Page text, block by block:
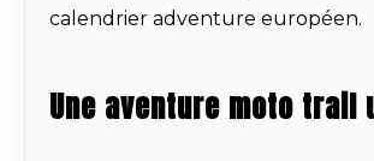
calendrier adventure européen.
Une aventure moto trail